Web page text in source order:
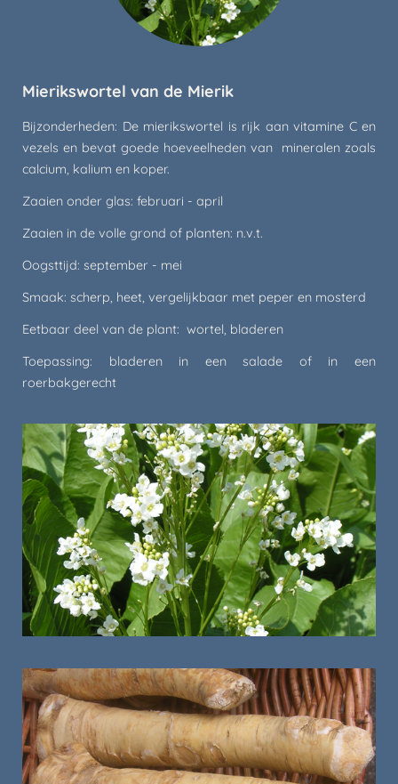
Mierikswortel van de Mierik
Bijzonderheden: De mierikswortel is rijk aan vitamine C en
vezels en bevat goede hoeveelheden van mineralen zoals
calcium, kalium en koper.
Zaaien onder glas: februari - april
Zaaien in de volle grond of planten: n.v.t.
Oogsttijd: september - mei
Smaak: scherp, heet, vergelijkbaar met peper en mosterd
Eetbaar deel van de plant: wortel, bladeren
Toepassing: bladeren in een salade of in een
roerbakgerecht